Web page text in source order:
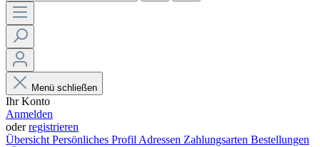
Menü schließen
Ihr Konto
Anmelden
oderregistrieren
Übersicht Persönliches Profil Adressen Zahlungsarten Bestellungen